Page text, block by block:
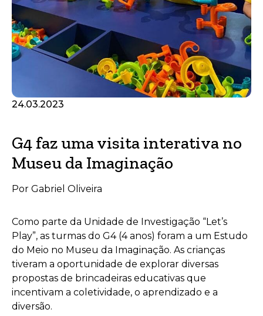
24.03.2023
G4 faz uma visita interativa no
Museu da Imaginação
Por Gabriel Oliveira
Como parte da Unidade de Investigação “Let’s
Play”, as turmas do G4 (4 anos) foram a um Estudo
do Meio no Museu da Imaginação. As crianças
tiveram a oportunidade de explorar diversas
propostas de brincadeiras educativas que
incentivam a coletividade, o aprendizado e a
diversão.